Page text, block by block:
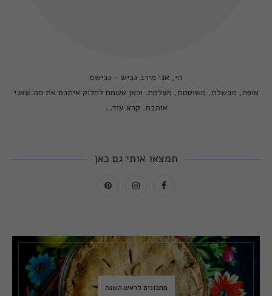
הי, אני מירב גביש - גבישס
אופה, מבשלת, משוטטת, מצלמת. וכאן אשמח לחלוק איתכם את מה שאני
אוהבת. קרא עוד...
תמצאו אותי גם כאן
מתכונים לראש השנה